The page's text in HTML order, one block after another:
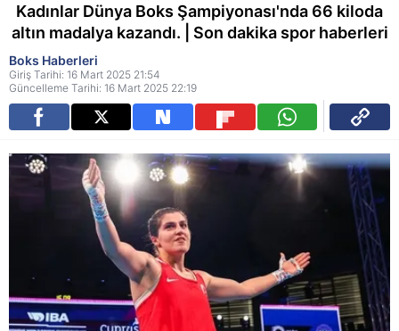
Kadınlar Dünya Boks Şampiyonası'nda 66 kiloda
altın madalya kazandı. | Son dakika spor haberleri
Boks Haberleri
Giriş Tarihi: 16 Mart 2025 21:54
Güncelleme Tarihi: 16 Mart 2025 22:19